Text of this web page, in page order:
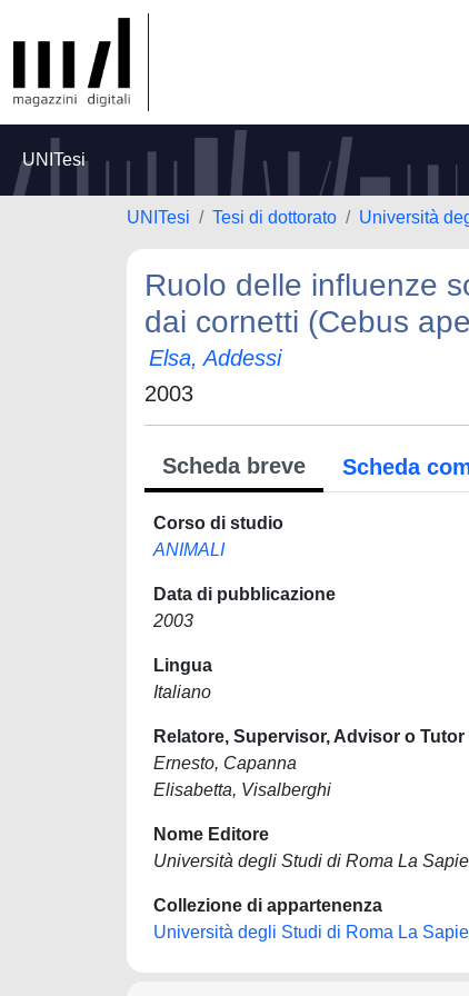
UNITesi
UNITesi Tesi di dottorato Università
Ruolo delle influenze
dai cornetti (Cebus
Elsa, Addessi
2003
Scheda breve Scheda
Corso di studio
ANIMALI
Data di pubblicazione
2003
Lingua
Italiano
Relatore, Supervisor, Advisor o Tutor
Ernesto, Capanna
Elisabetta, Visalberghi
Nome Editore
Università degli Studi di Roma La
Collezione di appartenenza
Università degli Studi di Roma La